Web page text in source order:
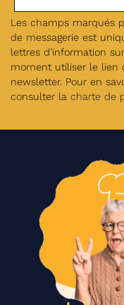
Les champs marqués
de messagerie est
lettres d’information
moment utiliser le lien
newsletter. Pour en
consulter la charte de